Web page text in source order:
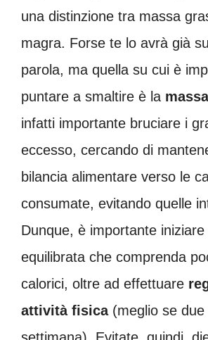
una distinzione tra massa
magra. Forse te lo avrà già
parola, ma quella su cui è
puntare a smaltire è la massa
infatti importante bruciare i
eccesso, cercando di
bilancia alimentare verso le
consumate, evitando quelle
Dunque, è importante
equilibrata che comprenda
calorici, oltre ad effettuare
attività fisica(meglio se due
settimana). Evitate, quindi,